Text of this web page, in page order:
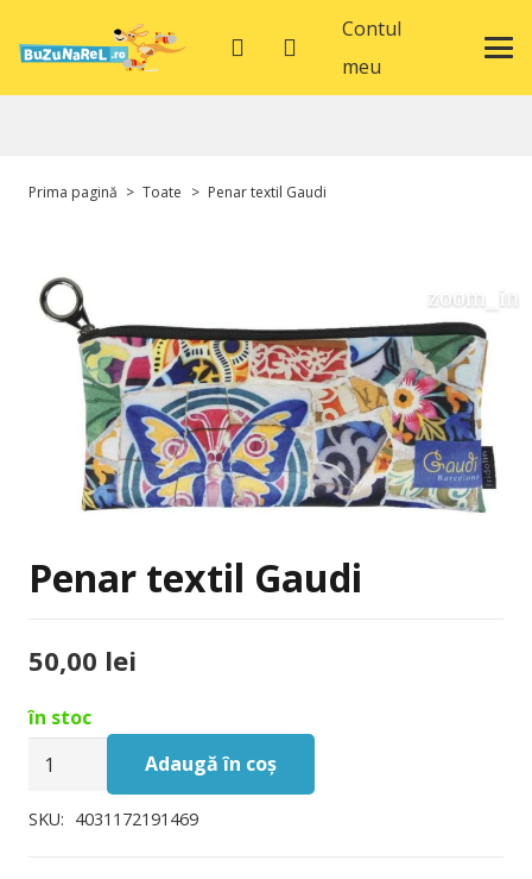
Contul
meu
Prima pagină > Toate > Penar textil Gaudi
Penar textil Gaudi
50,00 lei
în stoc
Cantitate
textil
Adaugă în coș
SKU: 4031172191469